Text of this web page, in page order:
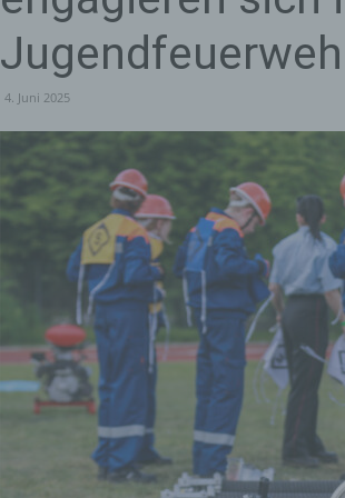
4. Juni 2025